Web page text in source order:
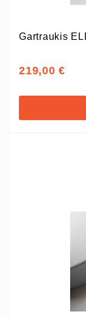
Gartraukis
219,00 €